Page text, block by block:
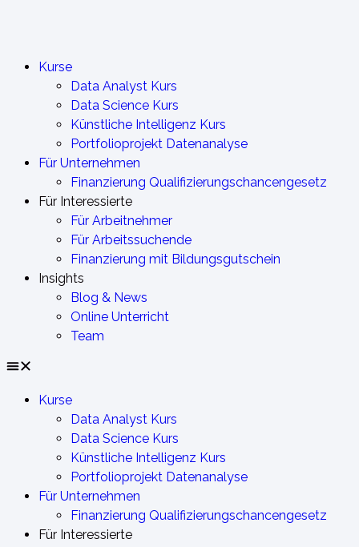
Kurse
Data Analyst Kurs
Data Science Kurs
Künstliche Intelligenz Kurs
Portfolioprojekt Datenanalyse
Für Unternehmen
Finanzierung Qualifizierungschancengesetz
Für Interessierte
Für Arbeitnehmer
Für Arbeitssuchende
Finanzierung mit Bildungsgutschein
Insights
Blog & News
Online Unterricht
Team
Kurse
Data Analyst Kurs
Data Science Kurs
Künstliche Intelligenz Kurs
Portfolioprojekt Datenanalyse
Für Unternehmen
Finanzierung Qualifizierungschancengesetz
Für Interessierte